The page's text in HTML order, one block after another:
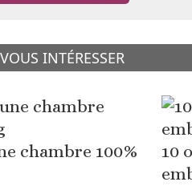
INTÉRESSER
chambre 100%
10